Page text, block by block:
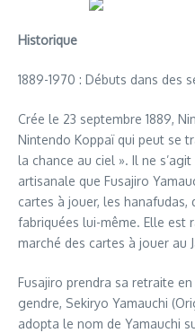
Historique
1889-1970 : Débuts dans des
Crée le 23 septembre 1889,
Nintendo Koppaï qui peut se
la chance au ciel ». Il ne
artisanale que Fusajiro
cartes à jouer, les hanafudas,
fabriquées lui-même. Elle est
marché des cartes à jouer au
Fusajiro prendra sa retraite
gendre, Sekiryo Yamauchi
adopta le nom de Yamauchi